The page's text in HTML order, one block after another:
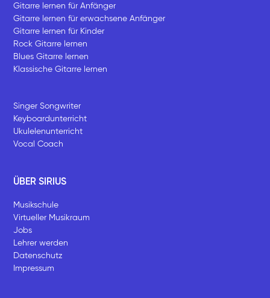
Gitarre lernen für Anfänger
Gitarre lernen für erwachsene Anfänger
Gitarre lernen für Kinder
Rock Gitarre lernen
Blues Gitarre lernen
Klassische Gitarre lernen
Singer Songwriter
Keyboardunterricht
Ukulelenunterricht
Vocal Coach
ÜBER SIRIUS
Musikschule
Virtueller Musikraum
Jobs
Lehrer werden
Datenschutz
Impressum